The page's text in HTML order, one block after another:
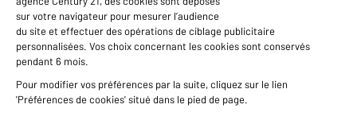
International
Nous contacter